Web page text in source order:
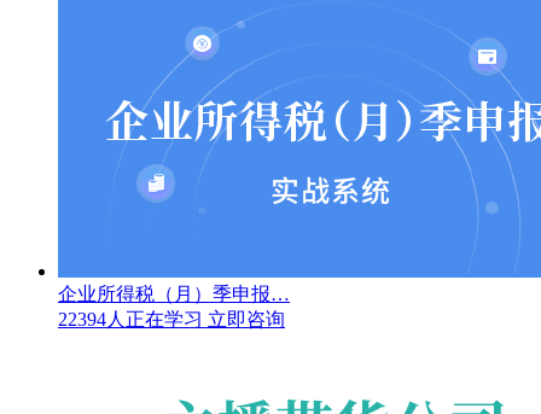
企业所得税（月）季申报…
22394人正在学习 立即咨询